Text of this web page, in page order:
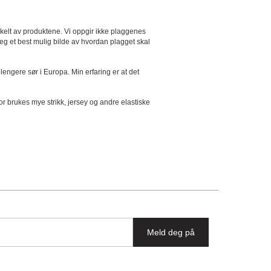
av produktene. Vi oppgir ikke plaggenes
et best mulig bilde av hvordan plagget skal
sør i Europa. Min erfaring er at det
brukes mye strikk, jersey og andre elastiske
Meld deg på